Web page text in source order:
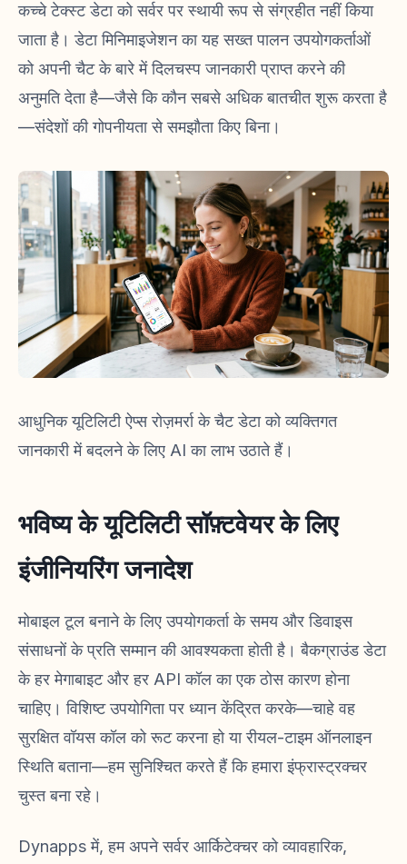
कच्चे टेक्स्ट डेटा को सर्वर पर स्थायी रूप से संग्रहीत नहीं किया
जाता है। डेटा मिनिमाइजेशन का यह सख्त पालन उपयोगकर्ताओं
को अपनी चैट के बारे में दिलचस्प जानकारी प्राप्त करने की
अनुमति देता है—जैसे कि कौन सबसे अधिक बातचीत शुरू करता है
—संदेशों की गोपनीयता से समझौता किए बिना।
आधुनिक यूटिलिटी ऐप्स रोज़मर्रा के चैट डेटा को व्यक्तिगत
जानकारी में बदलने के लिए AI का लाभ उठाते हैं।
भविष्य के यूटिलिटी सॉफ़्टवेयर के लिए
इंजीनियरिंग जनादेश
मोबाइल टूल बनाने के लिए उपयोगकर्ता के समय और डिवाइस
संसाधनों के प्रति सम्मान की आवश्यकता होती है। बैकग्राउंड डेटा
के हर मेगाबाइट और हर API कॉल का एक ठोस कारण होना
चाहिए। विशिष्ट उपयोगिता पर ध्यान केंद्रित करके—चाहे वह
सुरक्षित वॉयस कॉल को रूट करना हो या रीयल-टाइम ऑनलाइन
स्थिति बताना—हम सुनिश्चित करते हैं कि हमारा इंफ्रास्ट्रक्चर
चुस्त बना रहे।
Dynapps में, हम अपने सर्वर आर्किटेक्चर को व्यावहारिक,